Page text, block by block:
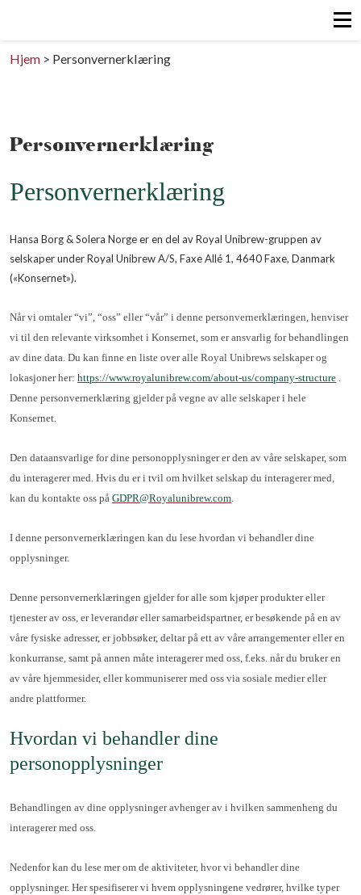
Hjem > Personvernerklæring
Personvernerklæring
Personvernerklæring
Hansa Borg & Solera Norge er en del av Royal Unibrew-gruppen av
selskaper under Royal Unibrew A/S, Faxe Allé 1, 4640 Faxe, Danmark
(«Konsernet»).
Når vi omtaler “vi”, “oss” eller “vår” i denne personvernerklæringen, henviser
vi til den relevante virksomhet i Konsernet, som er ansvarlig for behandlingen
av dine data. Du kan finne en liste over alle Royal Unibrews selskaper og
lokasjoner her:https://www.royalunibrew.com/about-us/company-structure
Denne personvernerklæring gjelder på vegne av alle selskaper i hele
Konsernet.
Den dataansvarlige for dine personopplysninger er den av våre selskaper, som
du interagerer med. Hvis du er i tvil om hvilket selskap du interagerer med,
kan du kontakte oss påGDPR@Royalunibrew.com
I denne personvernerklæringen kan du lese hvordan vi behandler dine
opplysninger.
Denne personvernerklæringen gjelder for alle som kjøper produkter eller
tjenester av oss, er leverandør eller samarbeidspartner, er besøkende på en av
våre fysiske adresser, er jobbsøker, deltar på ett av våre arrangementer eller en
konkurranse, samt på annen måte interagerer med oss, f.eks. når du bruker en
av våre hjemmesider, eller kommuniserer med oss via sosiale medier eller
andre plattformer.
Hvordan vi behandler dine
personopplysninger
Behandlingen av dine opplysninger avhenger av i hvilken sammenheng du
interagerer med oss.
Nedenfor kan du lese mer om de aktiviteter, hvor vi behandler dine
opplysninger. Her spesifiserer vi hvem opplysningene vedrører, hvilke typer